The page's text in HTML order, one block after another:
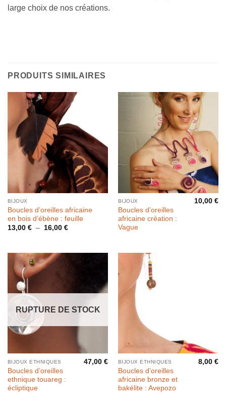
large choix de nos créations.
PRODUITS SIMILAIRES
BIJOUX
Boucles d’oreilles africaine
en bois d’ébène : feuille
13,00 € – 16,00 €Plage
à
BIJOUX
Boucles d’oreilles
africaine création :
Vague
10,00€
RUPTURE DE STOCK
BIJOUX ETHNIQUES
Boucles d’oreilles
ethnique touareg :
écliptique
47,00€ BIJOUX ETHNIQUES
Boucles d’oreilles
africaine bronze et
bakélite : Avepozo
8,00€